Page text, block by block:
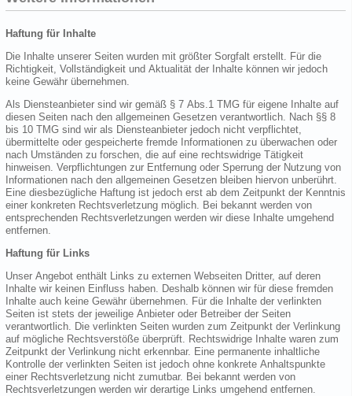
Haftung für Inhalte
Die Inhalte unserer Seiten wurden mit größter Sorgfalt erstellt. Für die
Richtigkeit, Vollständigkeit und Aktualität der Inhalte können wir jedoch
keine Gewähr übernehmen.
Als Diensteanbieter sind wir gemäß § 7 Abs.1 TMG für eigene Inhalte auf
diesen Seiten nach den allgemeinen Gesetzen verantwortlich. Nach §§ 8
bis 10 TMG sind wir als Diensteanbieter jedoch nicht verpflichtet,
übermittelte oder gespeicherte fremde Informationen zu überwachen oder
nach Umständen zu forschen, die auf eine rechtswidrige Tätigkeit
hinweisen. Verpflichtungen zur Entfernung oder Sperrung der Nutzung von
Informationen nach den allgemeinen Gesetzen bleiben hiervon unberührt.
Eine diesbezügliche Haftung ist jedoch erst ab dem Zeitpunkt der Kenntnis
einer konkreten Rechtsverletzung möglich. Bei bekannt werden von
entsprechenden Rechtsverletzungen werden wir diese Inhalte umgehend
entfernen.
Haftung für Links
Unser Angebot enthält Links zu externen Webseiten Dritter, auf deren
Inhalte wir keinen Einfluss haben. Deshalb können wir für diese fremden
Inhalte auch keine Gewähr übernehmen. Für die Inhalte der verlinkten
Seiten ist stets der jeweilige Anbieter oder Betreiber der Seiten
verantwortlich. Die verlinkten Seiten wurden zum Zeitpunkt der Verlinkung
auf mögliche Rechtsverstöße überprüft. Rechtswidrige Inhalte waren zum
Zeitpunkt der Verlinkung nicht erkennbar. Eine permanente inhaltliche
Kontrolle der verlinkten Seiten ist jedoch ohne konkrete Anhaltspunkte
einer Rechtsverletzung nicht zumutbar. Bei bekannt werden von
Rechtsverletzungen werden wir derartige Links umgehend entfernen.